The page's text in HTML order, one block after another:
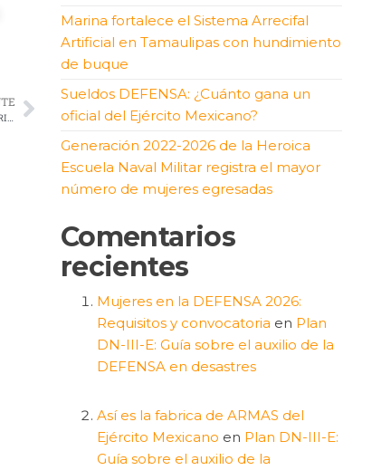
Marina fortalece el Sistema Arrecifal
Artificial en Tamaulipas con hundimiento
de buque
Sueldos DEFENSA: ¿Cuánto gana un
oficial del Ejército Mexicano?
Generación 2022-2026 de la Heroica
Escuela Naval Militar registra el mayor
número de mujeres egresadas
Comentarios
recientes
Mujeres en la DEFENSA 2026:
Requisitos y convocatoria en Plan
DN-III-E: Guía sobre el auxilio de la
DEFENSA en desastres
Así es la fabrica de ARMAS del
Ejército Mexicano en Plan DN-III-E:
Guía sobre el auxilio de la